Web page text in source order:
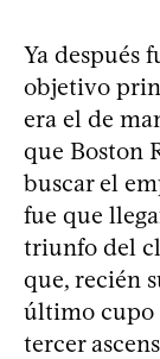
Ya después
objetivo
era el de
que Boston
buscar el
fue que
triunfo del
que, recién
último cupo
tercer